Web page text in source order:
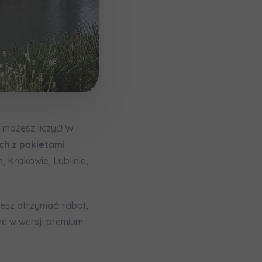
liczyć! W
z pakietami
Krakowie, Lublinie,
otrzymać: rabat,
w wersji premium